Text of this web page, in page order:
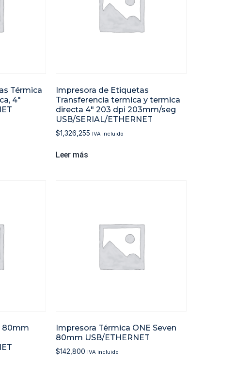
Térmica
4″
Impresora de Etiquetas
Transferencia termica y termica
directa 4″ 203 dpi 203mm/seg
USB/SERIAL/ETHERNET
$1,326,255 IVA incluido
Leer más
80mm
Impresora Térmica ONE Seven
80mm USB/ETHERNET
$142,800 IVA incluido